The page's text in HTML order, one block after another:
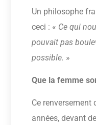
Un philosophe
ceci : « Ce qui
pouvait pas
possible. »
Que la femme
Ce
années, devant